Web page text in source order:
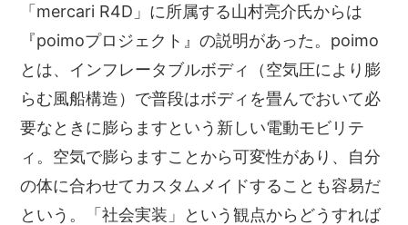
「mercari R4D」に所属する山村亮介氏からは
『poimoプロジェクト』の説明があった。poimo
とは、インフレータブルボディ（空気圧により膨
らむ風船構造）で普段はボディを畳んでおいて必
要なときに膨らますという新しい電動モビリテ
ィ。空気で膨らますことから可変性があり、自分
の体に合わせてカスタムメイドすることも容易だ
という。「社会実装」という観点からどうすれば